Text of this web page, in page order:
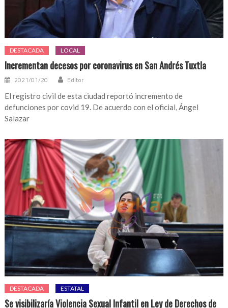
DESTACADA LOCAL
Incrementan decesos por coronavirus en San Andrés Tuxtla
2021/01/20 Editor
El registro civil de esta ciudad reportó incremento de
defunciones por covid 19. De acuerdo con el oficial, Ángel
Salazar
DESTACADA ESTATAL
Se visibilizaría Violencia Sexual Infantil en Ley de Derechos de